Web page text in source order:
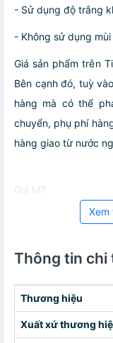
- Sử dụng độ trắng
- Không sử dụng
Giá sản phẩm trên
Bên cạnh đó, tuỳ
hàng mà có thể
chuyển, phụ phí
hàng giao từ nước
Giá MT
Xem
Thông tin chi
Thương hiệu
Xuất xứ thương